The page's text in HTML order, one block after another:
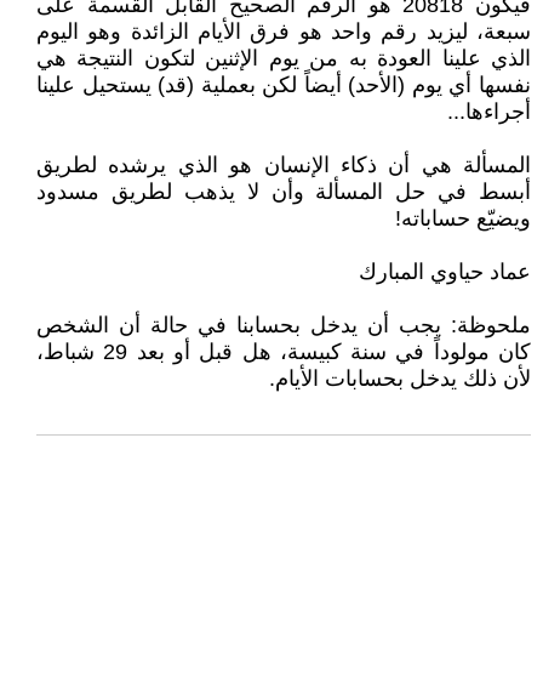
فيكون 20818 هو الرقم الصحيح القابل القسمة على
سبعة، ليزيد رقم واحد هو فرق الأيام الزائدة وهو اليوم
الذي علينا العودة به من يوم الإثنين لتكون النتيجة هي
نفسها أي يوم (الأحد) أيضاً لكن بعملية (قد) يستحيل علينا
أجراءها...
المسألة هي أن ذكاء الإنسان هو الذي يرشده لطريق
أبسط في حل المسألة وأن لا يذهب لطريق مسدود
ويضيّع حساباته!
عماد حياوي المبارك
ملحوظة: يجب أن يدخل بحسابنا في حالة أن الشخص
كان مولوداً في سنة كبيسة، هل قبل أو بعد 29 شباط،
لأن ذلك يدخل بحسابات الأيام.